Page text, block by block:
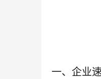
一、企业